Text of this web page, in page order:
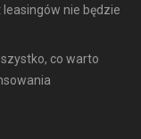
nie będzie
co warto